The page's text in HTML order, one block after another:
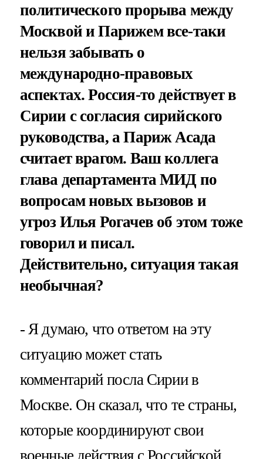
политического прорыва между
Москвой и Парижем все-таки
нельзя забывать о
международно-правовых
аспектах. Россия-то действует в
Сирии с согласия сирийского
руководства, а Париж Асада
считает врагом. Ваш коллега
глава департамента МИД по
вопросам новых вызовов и
угроз Илья Рогачев об этом тоже
говорил и писал.
Действительно, ситуация такая
необычная?
- Я думаю, что ответом на эту
ситуацию может стать
комментарий посла Сирии в
Москве. Он сказал, что те страны,
которые координируют свои
военные действия с Российской